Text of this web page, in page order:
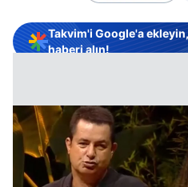
Takvim'i Google'a
haberi alın!